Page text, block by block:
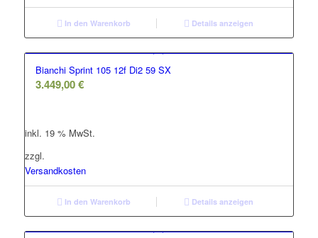
In den Warenkorb Details anzeigen
Bianchi Sprint 105 12f Di2 59 SX
3.449,00€
inkl. 19 % MwSt.
zzgl.
Versandkosten
In den Warenkorb Details anzeigen